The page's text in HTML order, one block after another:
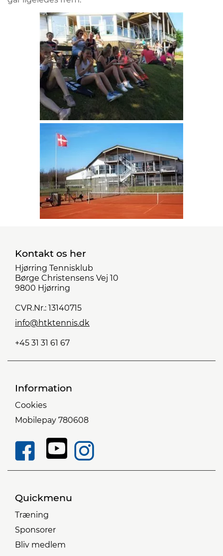
Kontakt os her
Hjørring Tennisklub
Børge Christensens Vej 10
9800 Hjørring
CVR.Nr.: 13140715
info@htktennis.dk
+45 31 31 61 67
Information
Cookies
Mobilepay 780608
Quickmenu
Træning
Sponsorer
Bliv medlem